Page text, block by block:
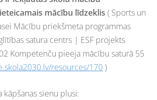
mācību līdzeklis ( Sports un
Mācību priekšmeta programmas
satura centrs | ESF projekts
Kompetenču pieeja mācību saturā 55
resources/170)
kāpšanas sienu plusi: